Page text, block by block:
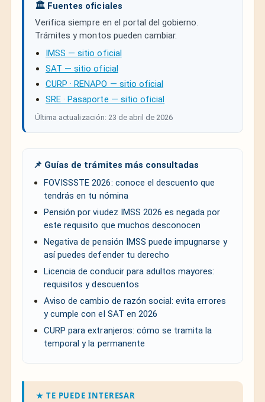
🏛️ Fuentes oficiales
Verifica siempre en el portal del gobierno.
Trámites y montos pueden cambiar.
IMSS — sitio oficial
SAT — sitio oficial
CURP · RENAPO — sitio oficial
SRE · Pasaporte — sitio oficial
Última actualización: 23 de abril de 2026
📌 Guías de trámites más consultadas
FOVISSSTE 2026: conoce el descuento que
tendrás en tu nómina
Pensión por viudez IMSS 2026 es negada por
este requisito que muchos desconocen
Negativa de pensión IMSS puede impugnarse y
así puedes defender tu derecho
Licencia de conducir para adultos mayores:
requisitos y descuentos
Aviso de cambio de razón social: evita errores
y cumple con el SAT en 2026
CURP para extranjeros: cómo se tramita la
temporal y la permanente
★ TE PUEDE INTERESAR